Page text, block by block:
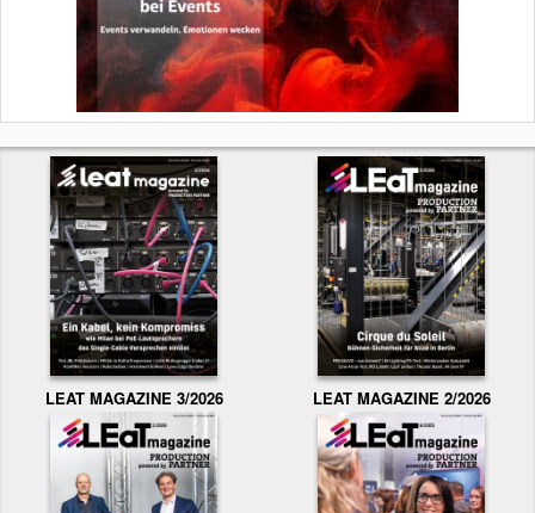
LEAT MAGAZINE 3/2026 LEAT MAGAZINE 2/2026